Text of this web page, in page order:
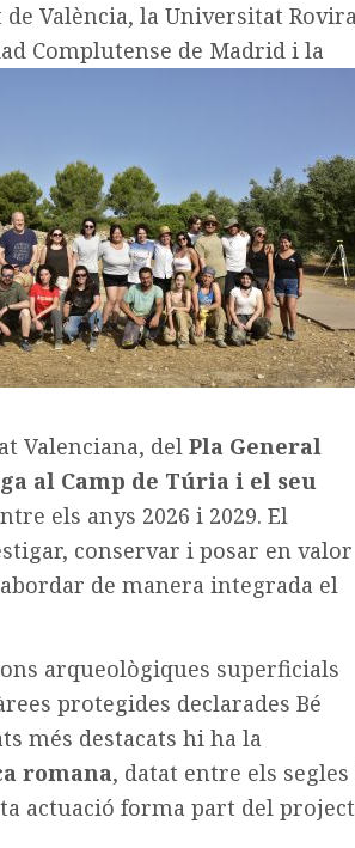
València, la Universitat
Complutense de Madrid i la
Valenciana, del Pla General
al Camp de Túria i el seu
els anys 2026 i 2029. El
conservar i posar en valor
de manera integrada el
arqueològiques superficials
protegides declarades Bé
més destacats hi ha la
romana, datat entre els
actuació forma part del